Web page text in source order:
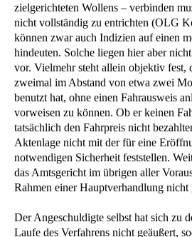
zielgerichteten Wollens – verbinden
nicht vollständig zu entrichten (OLG
können zwar auch Indizien auf einen
hindeuten. Solche liegen hier aber
vor. Vielmehr steht allein objektiv fest,
zweimal im Abstand von etwa zwei
benutzt hat, ohne einen Fahrausweis
vorweisen zu können. Ob er keinen
tatsächlich den Fahrpreis nicht
Aktenlage nicht mit der für eine
notwendigen Sicherheit feststellen.
das Amtsgericht im übrigen aller
Rahmen einer Hauptverhandlung nicht
Der Angeschuldigte selbst hat sich zu
Laufe des Verfahrens nicht geäußert,